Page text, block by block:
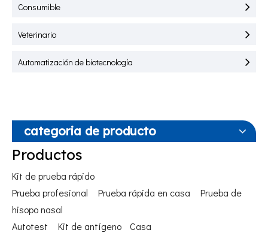
Consumible
Veterinario
Automatización de biotecnología
categoria de producto
Productos
Kit de prueba rápido
Prueba profesional
Prueba rápida en casa
Prueba de
hisopo nasal
Autotest
Kit de antígeno
Casa